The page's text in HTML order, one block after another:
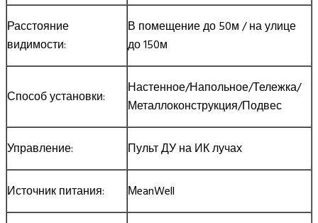
Расстояние
видимости:
В помещение до 50м / на улице
до 150м
Способ установки:
Настенное/Напольное/Тележка/
Металлоконструкция/Подвес
Управление: Пульт ДУ на ИК лучах
Источник питания: МeanWell